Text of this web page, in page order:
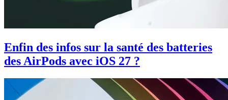
Enfin des infos sur la santé des batteries
des AirPods avec iOS 27 ?